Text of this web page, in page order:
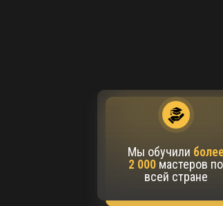
Мы обучили
2 000 мастеров по
всей стране